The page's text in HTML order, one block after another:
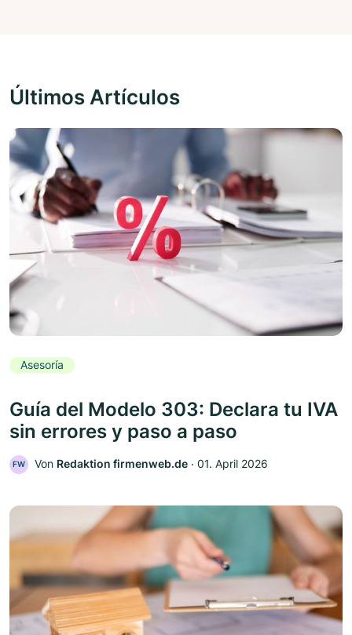
Últimos Artículos
Asesoría
Guía del Modelo 303: Declara tu IVA
sin errores y paso a paso
FW Von Redaktion firmenweb.de ‧ 01. April 2026